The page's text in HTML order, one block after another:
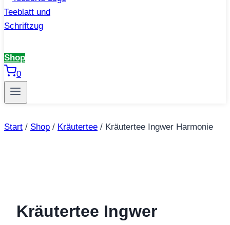
Shop
0
Start / Shop / Kräutertee / Kräutertee Ingwer Harmonie
Kräutertee Ingwer